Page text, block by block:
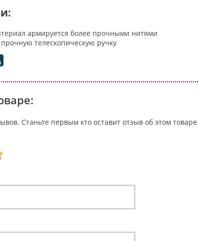
армируется более прочными нитями
телескопическую ручку
Станьте первым кто оставит отзыв об этом товаре.